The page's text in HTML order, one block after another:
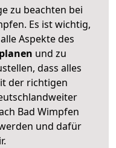
zu beachten bei
Es ist wichtig,
Aspekte des
planen und zu
dass alles
der richtigen
Bad Wimpfen
und dafür